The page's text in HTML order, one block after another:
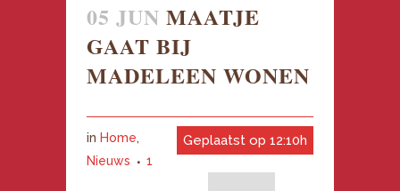
05 JUN MAATJE
GAAT BIJ
MADELEEN WONEN
Geplaatst op 12:10h
in Home,
Nieuws
1